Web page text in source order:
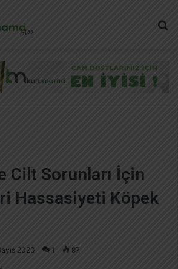
Cilt Sorunları İçin
Hassasiyeti Köpek
2020 1 97